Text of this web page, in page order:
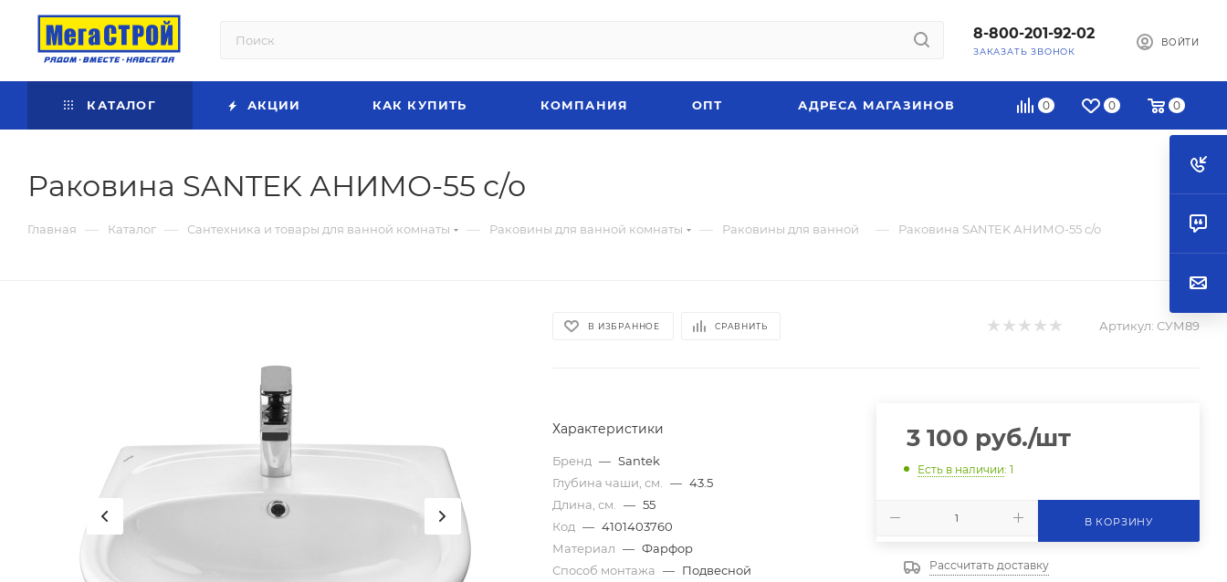
8-800-201-92-02
ЗАКАЗАТЬ ЗВОНОК
ВОЙТИ
0 0 0
КАТАЛОГ АКЦИИ КАК КУПИТЬ КОМПАНИЯ ОПТ АДРЕСА МАГАЗИНОВ
Раковина SANTEK АНИМО-55 с/о
Главная — Каталог — Сантехника и товары для ванной комнаты — Раковины для ванной комнаты — Раковины для ванной — Раковина SANTEK АНИМО-55 с/о
В ИЗБРАННОЕ СРАВНИТЬ Артикул: СУМ89
Характеристики
Бренд — Santek
Глубина чаши, см.
— 43.5
Длина, см.
— 55
Код — 4101403760
Материал — Фарфор
Способ монтажа — Подвесной
3 100 руб./шт
Есть в наличии: 1
В КОРЗИНУ
Рассчитать доставку